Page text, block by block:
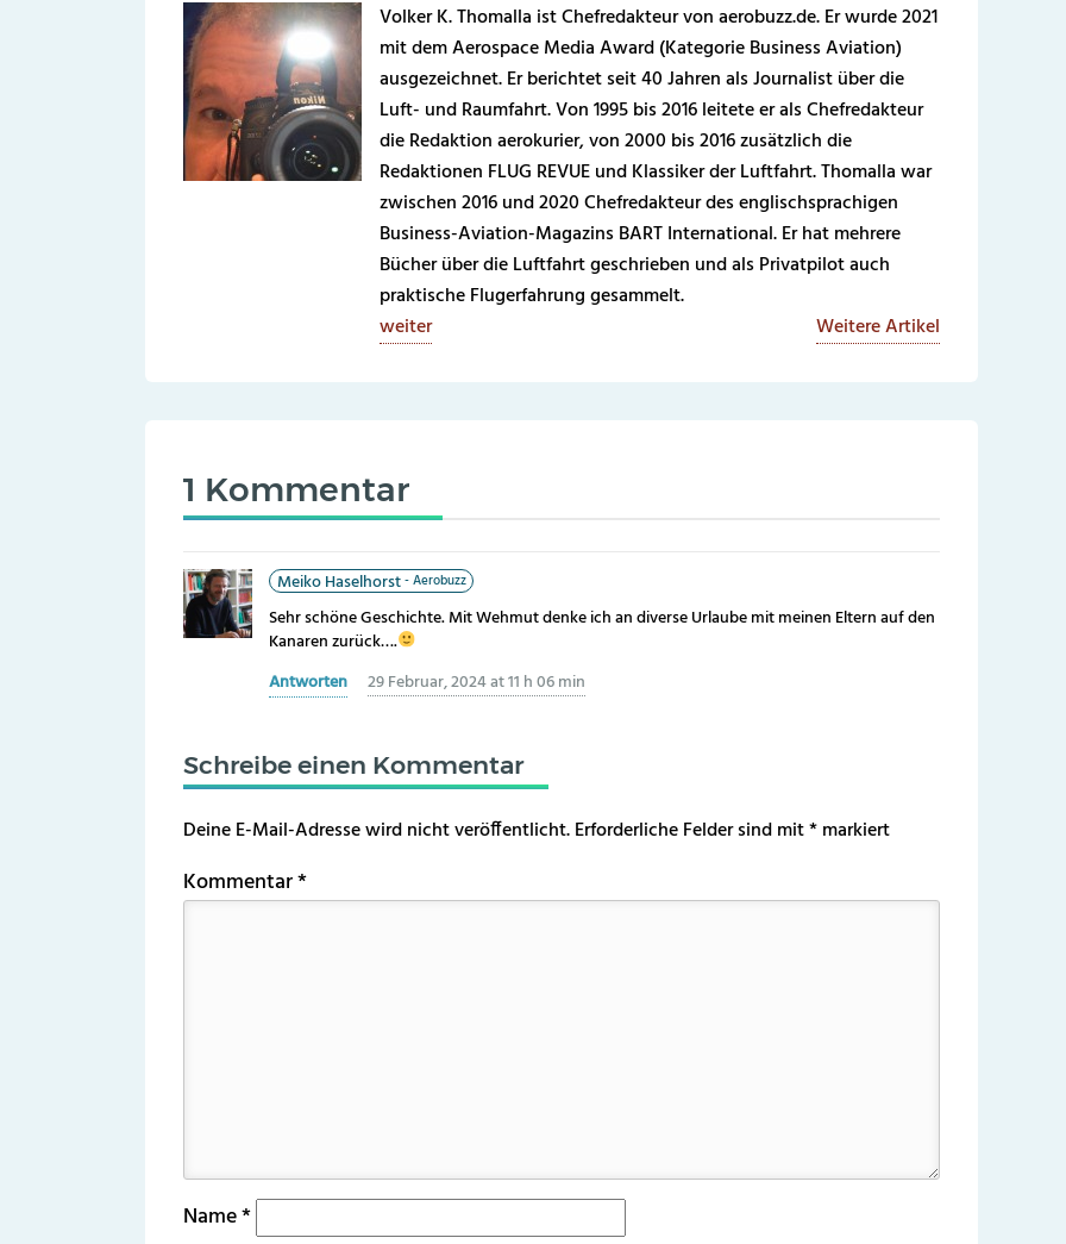
Volker K. Thomalla ist Chefredakteur von aerobuzz.de. Er wurde 2021
mit dem Aerospace Media Award (Kategorie Business Aviation)
ausgezeichnet. Er berichtet seit 40 Jahren als Journalist über die
Luft- und Raumfahrt. Von 1995 bis 2016 leitete er als Chefredakteur
die Redaktion aerokurier, von 2000 bis 2016 zusätzlich die
Redaktionen FLUG REVUE und Klassiker der Luftfahrt. Thomalla war
zwischen 2016 und 2020 Chefredakteur des englischsprachigen
Business-Aviation-Magazins BART International. Er hat mehrere
Bücher über die Luftfahrt geschrieben und als Privatpilot auch
praktische Flugerfahrung gesammelt.
weiter
Weitere Artikel
1 Kommentar
Meiko Haselhorst
Sehr schöne Geschichte. Mit Wehmut denke ich an diverse Urlaube mit meinen Eltern auf den
Kanaren zurück….
Antworten
29 Februar, 2024 at 11 h 06 min
Schreibe einen Kommentar
Deine E-Mail-Adresse wird nicht veröffentlicht.Erforderliche Felder sind mit*markiert
Kommentar*
Name*